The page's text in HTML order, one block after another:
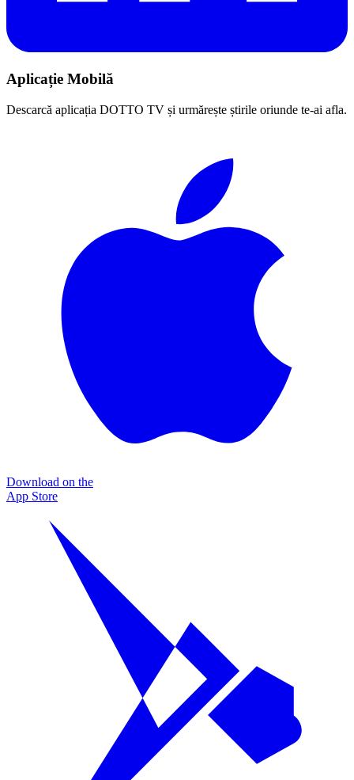
Aplicație Mobilă
Descarcă aplicația DOTTO TV și urmărește știrile oriunde te-ai afla.
Download on the
App Store